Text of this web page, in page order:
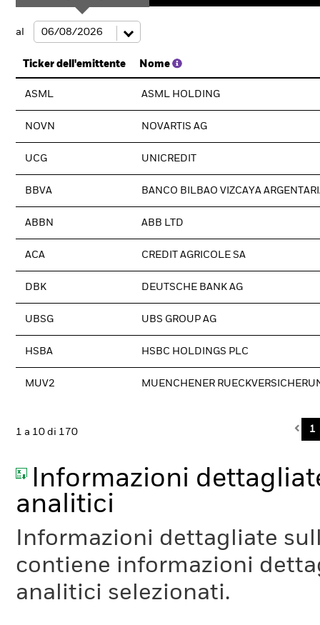
al
Ticker dell'emittente Nome
ASML ASML HOLDING
NOVN NOVARTIS AG
UCG UNICREDIT
BBVA BANCO BILBAO VIZCAYA
ABBN ABB LTD
ACA CREDIT AGRICOLE SA
DBK DEUTSCHE BANK AG
UBSG UBS GROUP AG
HSBA HSBC HOLDINGS PLC
MUV2 MUENCHENER
1 a 10 di 170 1
Informazioni
analitici
Informazioni dettagliate
contiene informazioni
analitici selezionati.